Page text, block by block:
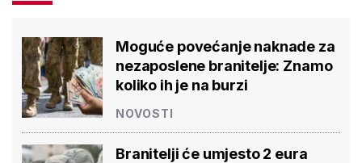
Moguće povećanje naknade za
nezaposlene branitelje: Znamo
koliko ih je na burzi
NOVOSTI
Branitelji će umjesto 2 eura